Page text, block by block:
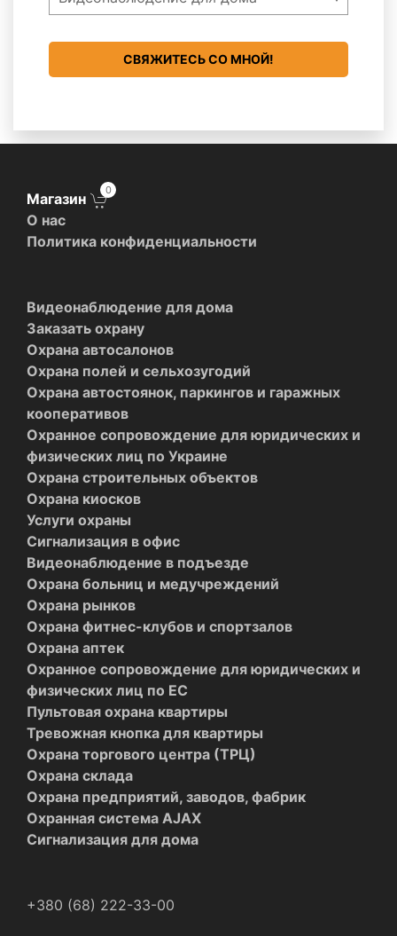
Магазин
0
О нас
Политика конфиденциальности
Видеонаблюдение для дома
Заказать охрану
Охрана автосалонов
Охрана полей и сельхозугодий
Охрана автостоянок, паркингов и гаражных
кооперативов
Охранное сопровождение для юридических и
физических лиц по Украине
Охрана строительных объектов
Охрана киосков
Услуги охраны
Сигнализация в офис
Видеонаблюдение в подъезде
Охрана больниц и медучреждений
Охрана рынков
Охрана фитнес-клубов и спортзалов
Охрана аптек
Охранное сопровождение для юридических и
физических лиц по ЕС
Пультовая охрана квартиры
Тревожная кнопка для квартиры
Охрана торгового центра (ТРЦ)
Охрана склада
Охрана предприятий, заводов, фабрик
Охранная система AJAX
Сигнализация для дома
+380 (68) 222-33-00